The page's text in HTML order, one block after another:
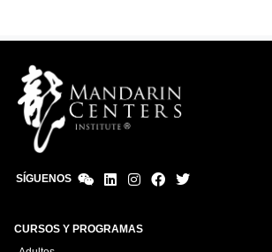
SÍGUENOS
CURSOS Y PROGRAMAS